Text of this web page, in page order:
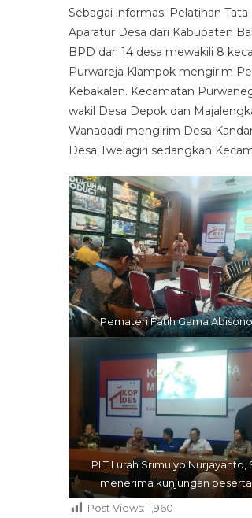
Sebagai informasi Pelatihan
Aparatur Desa dari Kabupaten
BPD dari 14 desa mewakili 8
Purwareja Klampok mengirim
Kebakalan. Kecamatan
wakil Desa Depok dan
Wanadadi mengirim Desa
Desa Twelagiri sedangkan
Pemateri Fatih Gama Abisono
PLT Lurah Srimulyo Nurjayanto,
menerima kunjungan peserta
Post Views: 1,960